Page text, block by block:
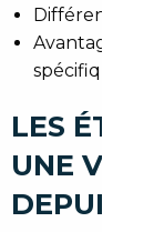
Différences de
Avantages :
spécifiques,
LES
UNE
DEPUIS